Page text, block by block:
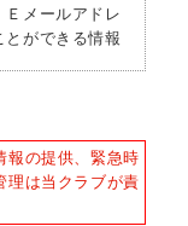
メールアドレ
とができる情報
を収集いたしま
報の提供、緊急時
理は当クラブが責